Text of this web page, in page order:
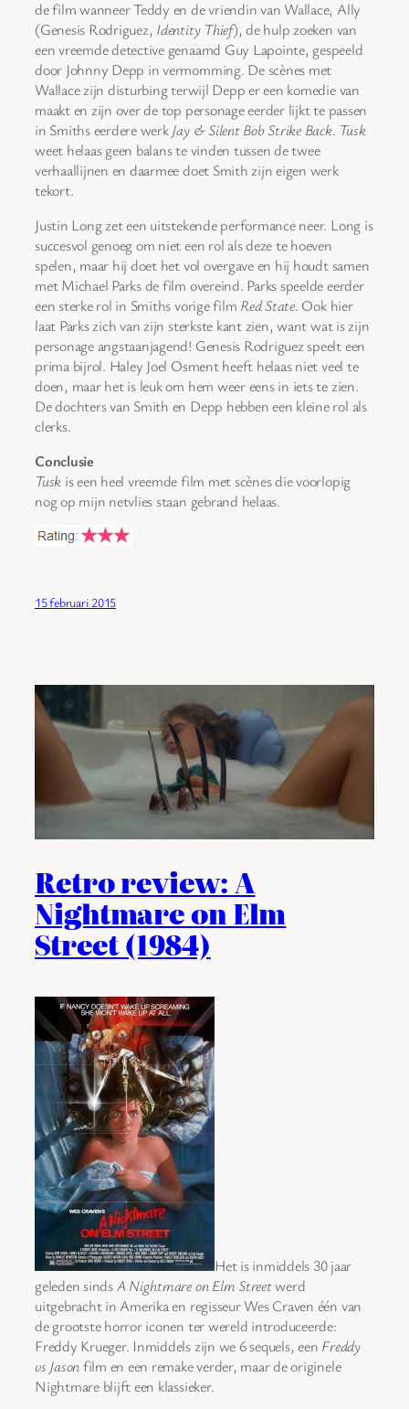
de film wanneer Teddy en de vriendin van Wallace, Ally
(Genesis Rodriguez, Identity Thief), de hulp zoeken van
een vreemde detective genaamd Guy Lapointe, gespeeld
door Johnny Depp in vermomming. De scènes met
Wallace zijn disturbing terwijl Depp er een komedie van
maakt en zijn over de top personage eerder lijkt te passen
in Smiths eerdere werkJay & Silent Bob Strike Back. Tusk
weet helaas geen balans te vinden tussen de twee
verhaallijnen en daarmee doet Smith zijn eigen werk
tekort.
Justin Long zet een uitstekende performance neer. Long is
succesvol genoeg om niet een rol als deze te hoeven
spelen, maar hij doet het vol overgave en hij houdt samen
met Michael Parks de film overeind. Parks speelde eerder
een sterke rol in Smiths vorige film Red State. Ook hier
laat Parks zich van zijn sterkste kant zien, want wat is zijn
personage angstaanjagend! Genesis Rodriguez speelt een
prima bijrol. Haley Joel Osment heeft helaas niet veel te
doen, maar het is leuk om hem weer eens in iets te zien.
De dochters van Smith en Depp hebben een kleine rol als
clerks.
Conclusie
Tusk is een heel vreemde film met scènes die voorlopig
nog op mijn netvlies staan gebrand helaas.
15 februari 2015
Retro review: A
Nightmare on Elm
Street (1984)
Het is inmiddels 30 jaar
geleden sindsA Nightmare on Elm Streetwerd
uitgebracht in Amerika en regisseur Wes Craven één van
de grootste horror iconen ter wereld introduceerde:
Freddy Krueger. Inmiddels zijn we 6 sequels, een Freddy
vs Jasonfilm en een remake verder, maar de originele
Nightmare blijft een klassieker.